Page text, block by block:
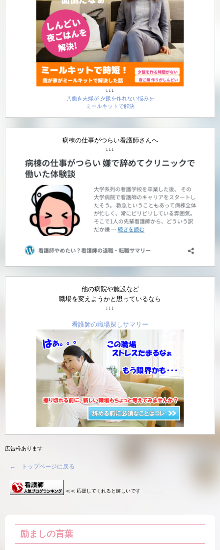
↓↓↓
共働き夫婦が 夕飯を作れない悩みを
ミールキットで解決
病棟の仕事がつらい看護師さんへ
↓↓↓
他の病院や施設など
職場を変えようかと思っているなら
↓↓↓
看護師の職場探しサマリー
広告枠あります
← トップページに戻る
≪≪ 応援してくれると嬉しいです
励ましの言葉